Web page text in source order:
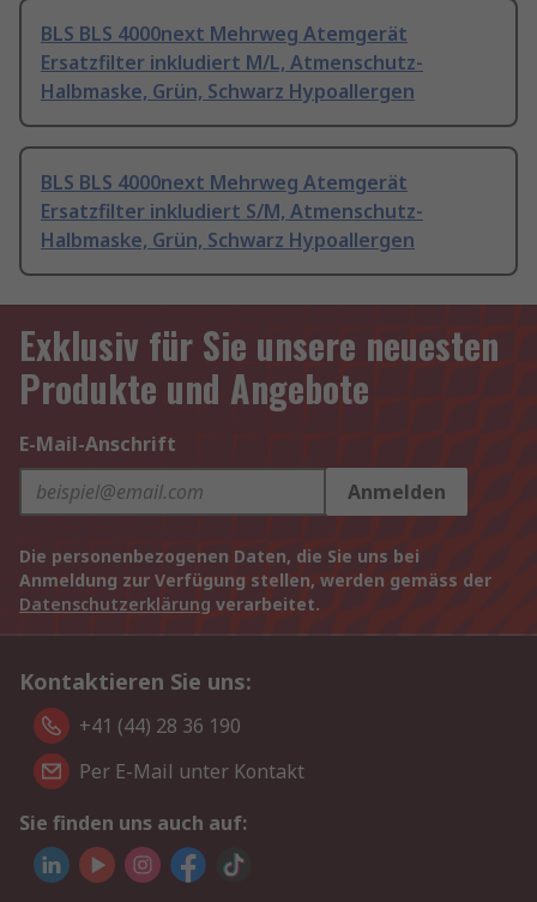
BLS BLS 4000next Mehrweg Atemgerät
Ersatzfilter inkludiert M/L, Atmenschutz-
Halbmaske, Grün, Schwarz Hypoallergen
BLS BLS 4000next Mehrweg Atemgerät
Ersatzfilter inkludiert S/M, Atmenschutz-
Halbmaske, Grün, Schwarz Hypoallergen
Exklusiv für Sie unsere neuesten
Produkte und Angebote
E-Mail-Anschrift
Anmelden
Die personenbezogenen Daten, die Sie uns bei
Anmeldung zur Verfügung stellen, werden gemäss der
Datenschutzerklärung verarbeitet.
Kontaktieren Sie uns:
+41 (44) 28 36 190
Per E-Mail unter Kontakt
Sie finden uns auch auf: